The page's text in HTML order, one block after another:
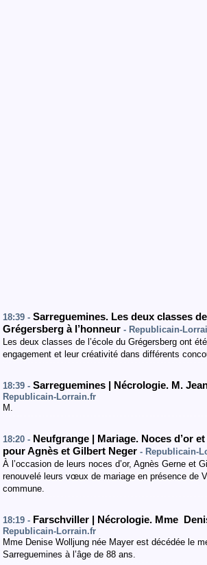
18:39 - Sarreguemines. Les deux classes
Grégersberg à l’honneur - Republicain-
Les deux classes de l’école du Grégersberg ont
engagement et leur créativité dans différents
18:39 - Sarreguemines | Nécrologie. M.
Republicain-Lorrain.fr
M.
18:20 - Neufgrange | Mariage. Noces d’or
pour Agnès et Gilbert Neger - Republicain-
À l’occasion de leurs noces d’or, Agnès Gerne et
renouvelé leurs vœux de mariage en présence de
commune.
18:19 - Farschviller | Nécrologie. Mme
Republicain-Lorrain.fr
Mme Denise Wolljung née Mayer est décédée le
Sarreguemines à l’âge de 88 ans.